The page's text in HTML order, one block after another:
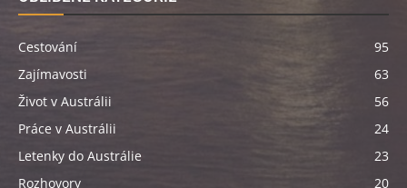
Cestování
95
Zajímavosti
63
Život v Austrálii
56
Práce v Austrálii
24
Letenky do Austrálie
23
Rozhovory
20